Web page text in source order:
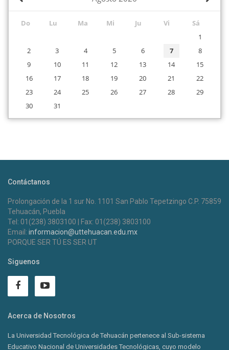
Do Lu Ma Mi Ju Vi
Sá
1
2
3 4 5 6 7
8
9
10 11 12 13 14
15
16
17 18 19 20 21
22
23
24 25 26 27 28
29
30
31
Contáctanos
Prolongación de la 1 sur No. 1101 San Pablo Tepetzingo C.P. 75859
Tehuacán, Puebla
Tel: 01(238) 3803100 | Fax: 01(238) 3803100
Email: informacion@uttehuacan.edu.mx
PORQUE SER TÚ ES SER UT
Siguenos
Acerca de Nosotros
La Universidad Tecnológica de Tehuacán pertenece al Sub-sistema
Educativo Nacional de Universidades Tecnológicas, cuyo modelo